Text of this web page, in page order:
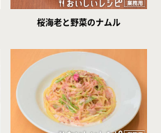
桜海老と野菜のナムル